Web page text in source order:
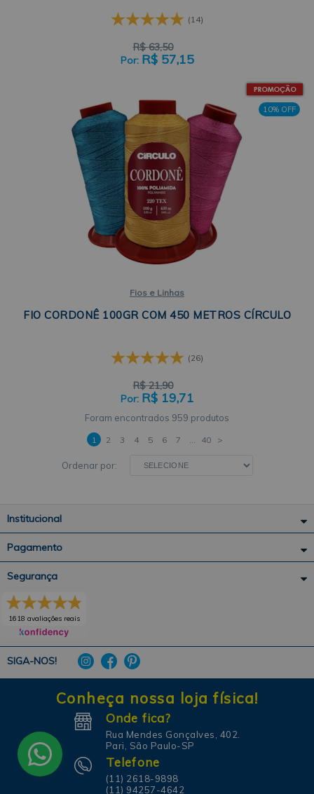
(14)
R$ 63,50
R$ 57,15
10% OFF
Fios e Linhas
FIO CORDONÊ 100GR COM 450 METROS CÍRCULO
(26)
R$ 21,90
R$ 19,71
959 produtos
Ordenar por:
1 2 3 4 5 6 7 ... 40 >
Institucional
Pagamento
SIGA-NOS!
Segurança
1618 avaliações reais
Conheça nossa loja física!
Onde fica?
Rua Mendes Gonçalves, 402.
Pari, São Paulo-SP
Telefone
(11) 2618-9898
(11) 94257-4642